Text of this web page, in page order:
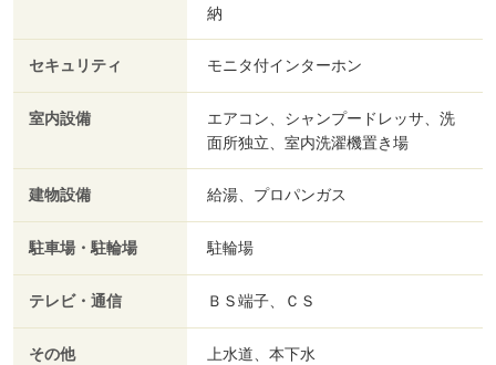
納
セキュリティ モニタ付インターホン
室内設備
エアコン、シャンプードレッサ、洗
面所独立、室内洗濯機置き場
建物設備 給湯、プロパンガス
駐車場・駐輪場 駐輪場
テレビ・通信 ＢＳ端子、ＣＳ
その他 上水道、本下水